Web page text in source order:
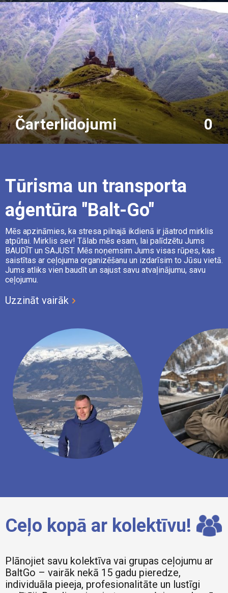
Čarterlidojumi 0
Tūrisma un transporta
aģentūra "Balt-Go"
Mēs apzināmies, ka stresa pilnajā ikdienā ir jāatrod mirklis
atpūtai. Mirklis sev! Tālab mēs esam, lai palīdzētu Jums
BAUDĪT un SAJUST. Mēs noņemsim Jums visas rūpes, kas
saistītas ar ceļojuma organizēšanu un izdarīsim to Jūsu vietā.
Jums atliks vien baudīt un sajust savu atvaļinājumu, savu
ceļojumu.
Uzzināt vairāk
Ceļo kopā ar kolektīvu!
Plānojiet savu kolektīva vai grupas ceļojumu ar
BaltGo – vairāk nekā 15 gadu pieredze,
individuāla pieeja, profesionalitāte un lustīgi